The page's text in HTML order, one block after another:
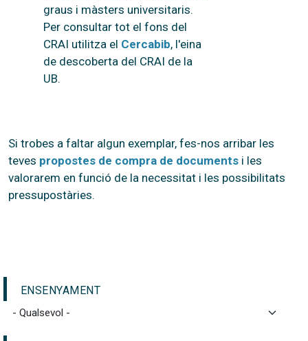
graus i màsters universitaris.
Per consultar tot el fons del
CRAI utilitza el Cercabib, l'eina
de descoberta del CRAI de la
UB.
Si trobes a faltar algun exemplar, fes-nos arribar les
teves propostes de compra de documents i les
valorarem en funció de la necessitat i les possibilitats
pressupostàries.
ENSENYAMENT